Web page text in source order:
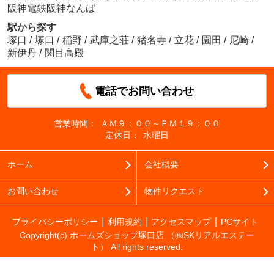
阪神電鉄阪神なんば
駅から探す
塚口 / 塚口 / 稲野 / 武庫之荘 / 猪名寺 / 立花 / 園田 / 尼崎 /
新伊丹 / 関目高殿
電話でお問い合わせ
営業時間：
ＡＭ９：００～ＰＭ１９：００
定休日：
水曜日
ホーム 会社概要
お問い合わせ 物件リクエスト
プライバシーポリシー 利用規約 アクセスマップ
PCサイト
Copyright(c) ホームズショップ塚口店 （㈱SKリアルエステー
ト） All rights reserved.